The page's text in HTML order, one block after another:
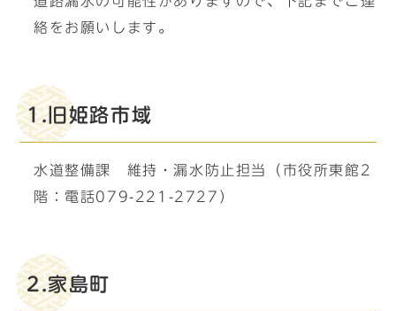
絡をお願いします。
1.旧姫路市域
水道整備課 維持・漏水防止担当（市役所東館2
階：電話079-221-2727）
2.家島町